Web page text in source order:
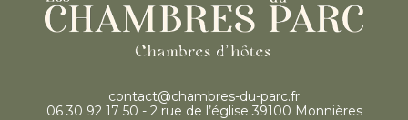
contact@chambres-du-parc.fr
06 30 92 17 50 - 2 rue de l’église 39100 Monnières